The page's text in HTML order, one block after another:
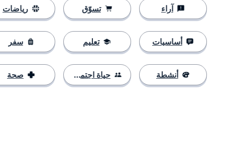
آراء
أساسيات
أنشطة
تسوّق
تعليم
حياة اجتماعية
رياضات
سفر
صحة